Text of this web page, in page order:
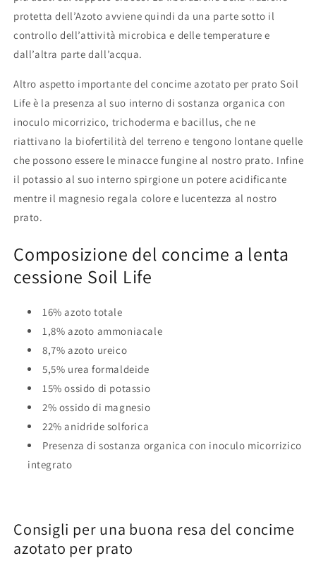
protetta dell’Azoto avviene quindi da una parte sotto il
controllo dell’attività microbica e delle temperature e
dall’altra parte dall’acqua.
Altro aspetto importante del concime azotato per prato Soil
Life è la presenza al suo interno di sostanza organica con
inoculo micorrizico, trichoderma e bacillus, che ne
riattivano la biofertilità del terreno e tengono lontane quelle
che possono essere le minacce fungine al nostro prato. Infine
il potassio al suo interno spirgione un potere acidificante
mentre il magnesio regala colore e lucentezza al nostro
prato.
Composizione del concime a lenta
cessione Soil Life
16% azoto totale
1,8% azoto ammoniacale
8,7% azoto ureico
5,5% urea formaldeide
15% ossido di potassio
2% ossido di magnesio
22% anidride solforica
Presenza di sostanza organica con inoculo micorrizico
integrato
Consigli per una buona resa del concime
azotato per prato